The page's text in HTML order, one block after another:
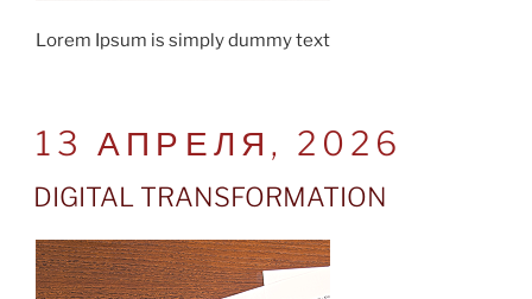
Lorem Ipsum is simply dummy text
POSTED
ON
13 АПРЕЛЯ, 2026
DIGITAL TRANSFORMATION